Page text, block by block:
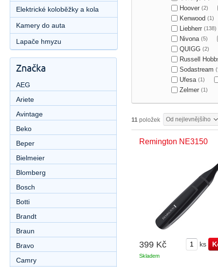
Hoover (2)
Kenwood (1)
Liebherr (138)
Nivona (5)
QUIGG (2)
Russell
Sodastream
Ufesa (1)
Zelmer (1)
11 položek Od nejlevnějšího
Remington NE3150
399 Kč ks
Skladem
Elektrické koloběžky a kola
Kamery do auta
Lapače hmyzu
Značka
AEG
Ariete
Avintage
Beko
Beper
Bielmeier
Blomberg
Bosch
Botti
Brandt
Braun
Bravo
Camry